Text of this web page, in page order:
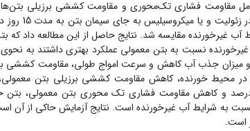
مقاومت فشاری تک‌محوری و مقاومت کششی برزیلی بتن‌ها
میزان
غیرخورنده مقایسه شد. نتایج حاصل از این مطالعه داد که
نسبت به بتن معمولی عملکرد بهتری داشتند به
و میزان جذب آب کاهش و سرعت امواج طولی، مقاومت
در محیط خورنده، کاهش مقاومت کششی برزیلی بتن
07/8، 29/1 و 48/0 درصد و کاهش مقاومت فشاری تک محوری بتن
3 و 22/1 درصد نسبت به شرایط آب غیرخورنده است. نتایج آزمایش حاکی
است.